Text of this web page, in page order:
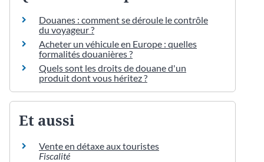
Douanes : comment se déroule le contrôle
du voyageur ?
Acheter un véhicule en Europe : quelles
formalités douanières ?
Quels sont les droits de douane d'un
produit dont vous héritez ?
Et aussi
Vente en détaxe aux touristes
Fiscalité